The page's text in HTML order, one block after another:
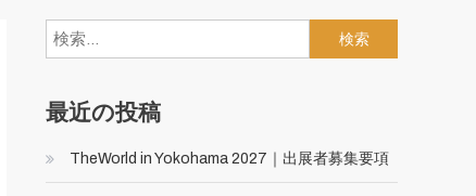
索:
最近の投稿
TheWorld in Yokohama 2027｜出展者募集要項